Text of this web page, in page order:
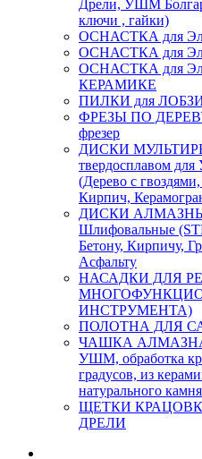
Дрели, УШМ
ключи , гайки)
ОСНАСТКА для
ОСНАСТКА для
ОСНАСТКА для
КЕРАМИКЕ
ПИЛКИ для
ФРЕЗЫ ПО
фрезер
ДИСКИ
твердосплавом
(Дерево с
Кирпич,
ДИСКИ
Шлифовальные
Бетону, Кирпичу,
Асфальту
НАСАДКИ ДЛЯ
ИНСТРУМЕНТА)
ПОЛОТНА ДЛЯ
ЧАШКА
УШМ, обработка
градусов, из
натурального камня
ЩЕТКИ
ДРЕЛИ